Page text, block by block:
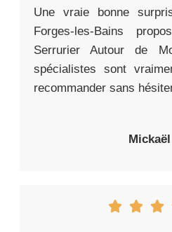
Une vraie bonne
Forges-les-Bains
Serrurier Autour de
spécialistes sont
recommander sans